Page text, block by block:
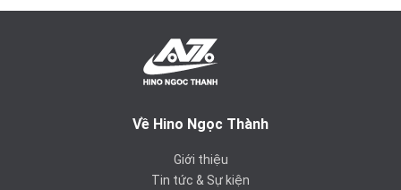
Về Hino Ngọc Thành
Giới thiệu
Tin tức & Sự kiện